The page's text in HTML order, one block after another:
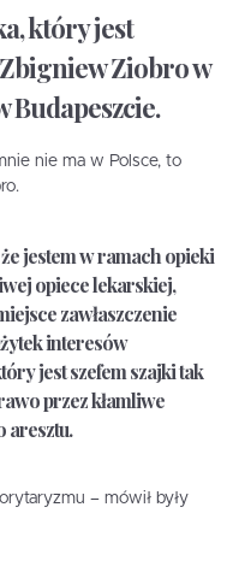
który jest
Ziobro w
Budapeszcie.
nie ma w Polsce, to
jestem w ramach opieki
opiece lekarskiej,
zawłaszczenie
interesów
jest szefem szajki tak
przez kłamliwe
aresztu.
– mówił były